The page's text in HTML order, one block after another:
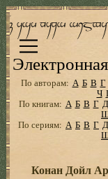
По авторам: А Б В Г
Ч
По книгам: А Б В Г Д
По сериям: А Б В Г Д
Конан Дойл